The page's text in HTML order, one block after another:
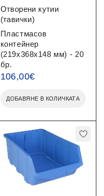
Отворени кутии
(тавички)
Пластмасов
контейнер
(219x368x148 мм) - 20
бр.
106,00€
ДОБАВЯНЕ В КОЛИЧКАТА